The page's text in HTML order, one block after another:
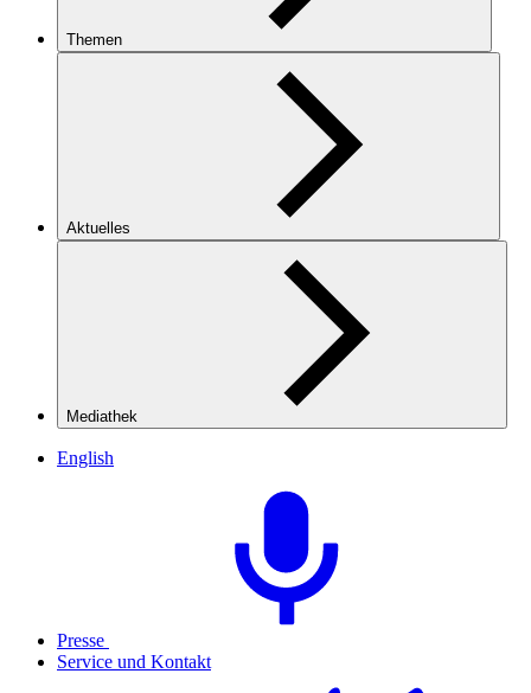
Themen
Aktuelles
Mediathek
English
Presse
Service und Kontakt